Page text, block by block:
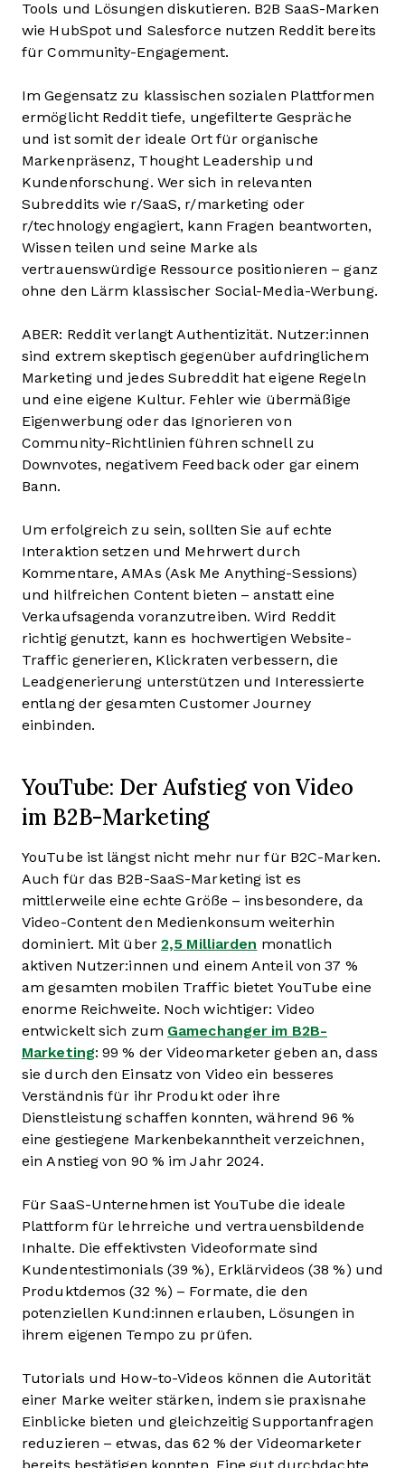
Tools und Lösungen diskutieren. B2B SaaS-Marken
wie HubSpot und Salesforce nutzen Reddit bereits
für Community-Engagement.
Im Gegensatz zu klassischen sozialen Plattformen
ermöglicht Reddit tiefe, ungefilterte Gespräche
und ist somit der ideale Ort für organische
Markenpräsenz, Thought Leadership und
Kundenforschung. Wer sich in relevanten
Subreddits wie r/SaaS, r/marketing oder
r/technology engagiert, kann Fragen beantworten,
Wissen teilen und seine Marke als
vertrauenswürdige Ressource positionieren – ganz
ohne den Lärm klassischer Social-Media-Werbung.
ABER: Reddit verlangt Authentizität. Nutzer:innen
sind extrem skeptisch gegenüber aufdringlichem
Marketing und jedes Subreddit hat eigene Regeln
und eine eigene Kultur. Fehler wie übermäßige
Eigenwerbung oder das Ignorieren von
Community-Richtlinien führen schnell zu
Downvotes, negativem Feedback oder gar einem
Bann.
Um erfolgreich zu sein, sollten Sie auf echte
Interaktion setzen und Mehrwert durch
Kommentare, AMAs (Ask Me Anything-Sessions)
und hilfreichen Content bieten – anstatt eine
Verkaufsagenda voranzutreiben. Wird Reddit
richtig genutzt, kann es hochwertigen Website-
Traffic generieren, Klickraten verbessern, die
Leadgenerierung unterstützen und Interessierte
entlang der gesamten Customer Journey
einbinden.
YouTube: Der Aufstieg von Video
im B2B-Marketing
YouTube ist längst nicht mehr nur für B2C-Marken.
Auch für das B2B-SaaS-Marketing ist es
mittlerweile eine echte Größe – insbesondere, da
Video-Content den Medienkonsum weiterhin
dominiert. Mit über 2,5 Milliarden monatlich
aktiven Nutzer:innen und einem Anteil von 37 %
am gesamten mobilen Traffic bietet YouTube eine
enorme Reichweite. Noch wichtiger: Video
entwickelt sich zum Gamechanger im B2B-
Marketing: 99 % der Videomarketer geben an, dass
sie durch den Einsatz von Video ein besseres
Verständnis für ihr Produkt oder ihre
Dienstleistung schaffen konnten, während 96 %
eine gestiegene Markenbekanntheit verzeichnen,
ein Anstieg von 90 % im Jahr 2024.
Für SaaS-Unternehmen ist YouTube die ideale
Plattform für lehrreiche und vertrauensbildende
Inhalte. Die effektivsten Videoformate sind
Kundentestimonials (39 %), Erklärvideos (38 %) und
Produktdemos (32 %) – Formate, die den
potenziellen Kund:innen erlauben, Lösungen in
ihrem eigenen Tempo zu prüfen.
Tutorials und How-to-Videos können die Autorität
einer Marke weiter stärken, indem sie praxisnahe
Einblicke bieten und gleichzeitig Supportanfragen
reduzieren – etwas, das 62 % der Videomarketer
bereits bestätigen konnten. Eine gut durchdachte